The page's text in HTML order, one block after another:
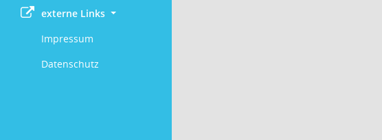
externe Links
Impressum
Datenschutz